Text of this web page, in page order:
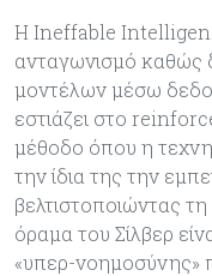
Η Ineffable
ανταγωνισμό καθώς
μοντέλων μέσω
εστιάζει στο
μέθοδο όπου η
την ίδια της την
βελτιστοποιώντας
όραμα του Σίλβερ
«υπερ-νοημοσύνης»